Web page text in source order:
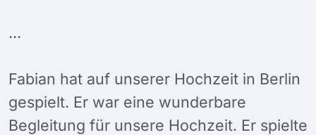
...
Fabian hat auf unserer Hochzeit in Berlin
gespielt. Er war eine wunderbare
Begleitung für unsere Hochzeit. Er spielte